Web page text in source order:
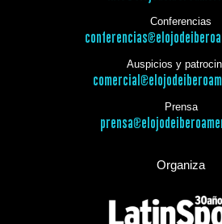
Conferencias
Auspicios y
Prensa
Organiza